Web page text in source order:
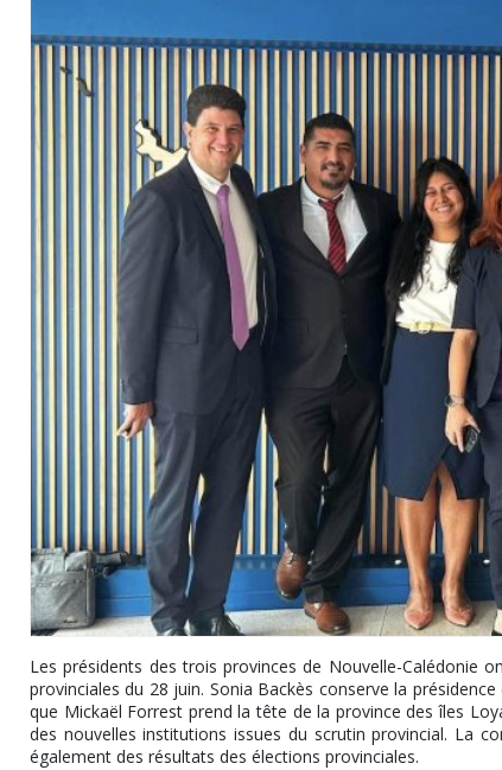
Les présidents des trois provinces de Nouvelle-Calédonie
provinciales du 28 juin. Sonia Backès conserve la
que Mickaël Forrest prend la tête de la province des îles
des nouvelles institutions issues du scrutin provincial. La
également des résultats des élections provinciales.